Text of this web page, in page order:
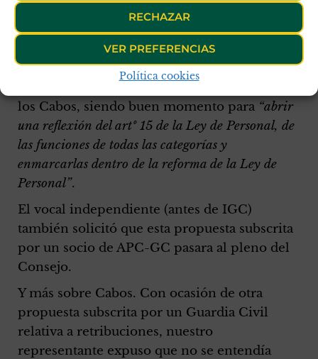
RECHAZAR
VER PREFERENCIAS
Política cookies
con la mayoría de las cosas nucleares (con otras
no)”dichas por el representante de APC-GC;
viéndose ASES-GC reflejado por lo expuesto;
y sobre todo en lo relativo a la necesidad de la
los Cabos, siendo buen momento para “abrir
una reflexión del artº 15 de la Ley de Personal, de
las funciones de todas las categorías y
enmarcarlas dentro de la reforma de la Ley de
Personal”.
El vocal independiente (antes de IGC)
también solicitó que esta propuesta subscrita
por un socio de APC-GC pasara al pleno del
Consejo.
Y más sobre Cabos. Con ocasión de otra
propuesta subscrita por un Guardia Civil
relativa a retribuciones, nuestro
representante expuso que no se entendía